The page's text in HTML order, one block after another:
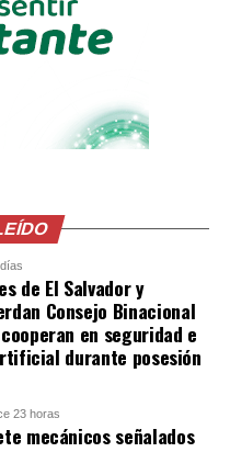
llamó la atención fue la
“viking row”,
jugadores y
la coreografía
sentados sobre el suelo
brought
to
HP6MLIDybX
de El Salvador y
Consejo Binacional
en seguridad e
durante posesión
23 horas
mecánicos señalados